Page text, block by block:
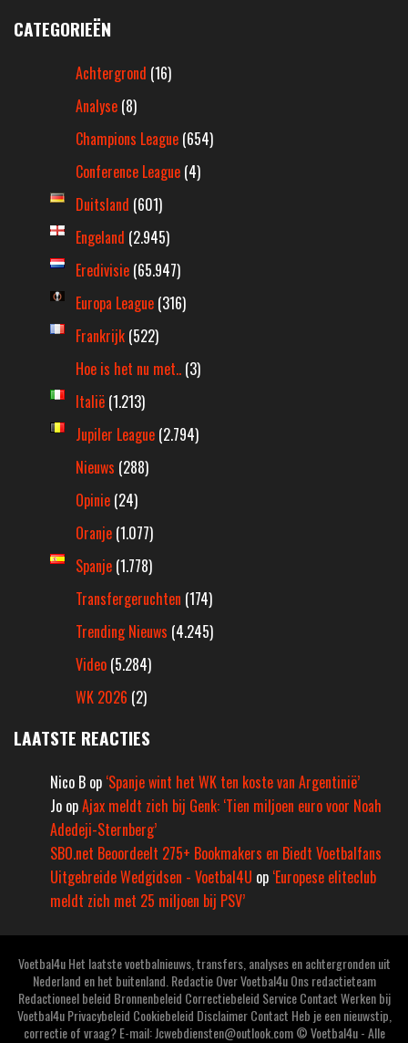
CATEGORIEËN
Achtergrond (16)
Analyse (8)
Champions League (654)
Conference League (4)
Duitsland (601)
Engeland (2.945)
Eredivisie (65.947)
Europa League (316)
Frankrijk (522)
Hoe is het nu met.. (3)
Italië (1.213)
Jupiler League (2.794)
Nieuws (288)
Opinie (24)
Oranje (1.077)
Spanje (1.778)
Transfergeruchten (174)
Trending Nieuws (4.245)
Video (5.284)
WK 2026 (2)
LAATSTE REACTIES
Nico B op ‘Spanje wint het WK ten koste van Argentinië’
Jo opAjax meldt zich bij Genk: ‘Tien miljoen euro voor Noah
Adedeji-Sternberg’
SBO.net Beoordeelt 275+ Bookmakers en Biedt Voetbalfans
Uitgebreide Wedgidsen - Voetbal4U op ‘Europese eliteclub
meldt zich met 25 miljoen bij PSV’
Voetbal4u Het laatste voetbalnieuws, transfers, analyses en achtergronden uit
Nederland en het buitenland. Redactie Over Voetbal4u Ons redactieteam
Redactioneel beleid Bronnenbeleid Correctiebeleid Service Contact Werken bij
Voetbal4u Privacybeleid Cookiebeleid Disclaimer Contact Heb je een nieuwstip,
correctie of vraag? E-mail: Jcwebdiensten@outlook.com © Voetbal4u - Alle